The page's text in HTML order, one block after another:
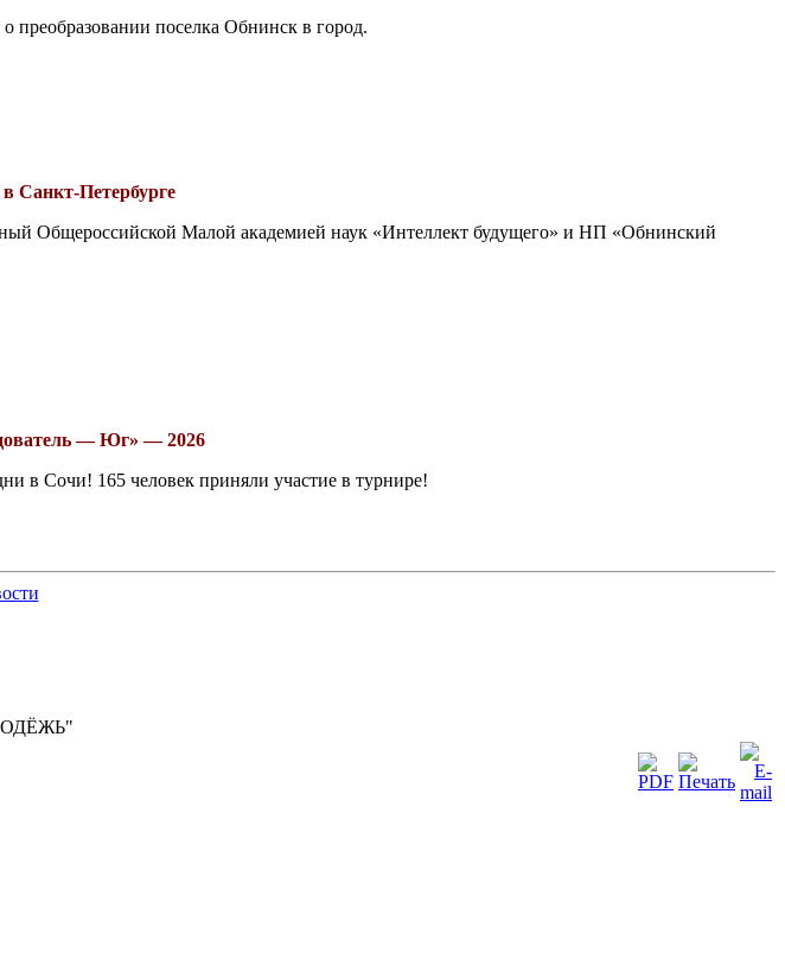
преобразовании поселка Обнинск в город.
Санкт-Петербурге
Общероссийской Малой академией наук «Интеллект будущего» и НП «Обнинский
— Юг» — 2026
в Сочи! 165 человек приняли участие в турнире!